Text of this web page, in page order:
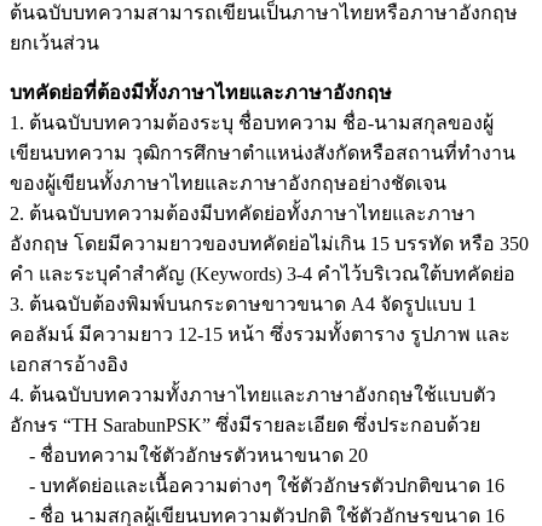
ต้นฉบับบทความสามารถเขียนเป็นภาษาไทยหรือภาษาอังกฤษ
ยกเว้นส่วน
บทคัดย่อที่ต้องมีทั้งภาษาไทยและภาษาอังกฤษ
1. ต้นฉบับบทความต้องระบุ ชื่อบทความ ชื่อ-นามสกุลของผู้
เขียนบทความ วุฒิการศึกษาตำแหน่งสังกัดหรือสถานที่ทำงาน
ของผู้เขียนทั้งภาษาไทยและภาษาอังกฤษอย่างชัดเจน
2. ต้นฉบับบทความต้องมีบทคัดย่อทั้งภาษาไทยและภาษา
อังกฤษ โดยมีความยาวของบทคัดย่อไม่เกิน 15 บรรทัด หรือ 350
คำ และระบุคำสำคัญ (Keywords) 3-4 คำไว้บริเวณใต้บทคัดย่อ
3. ต้นฉบับต้องพิมพ์บนกระดาษขาวขนาด A4 จัดรูปแบบ 1
คอลัมน์ มีความยาว 12-15 หน้า ซึ่งรวมทั้งตาราง รูปภาพ และ
เอกสารอ้างอิง
4. ต้นฉบับบทความทั้งภาษาไทยและภาษาอังกฤษใช้แบบตัว
อักษร “TH SarabunPSK” ซึ่งมีรายละเอียด ซึ่งประกอบด้วย
- ชื่อบทความใช้ตัวอักษรตัวหนาขนาด 20
- บทคัดย่อและเนื้อความต่างๆ ใช้ตัวอักษรตัวปกติขนาด 16
- ชื่อ นามสกุลผู้เขียนบทความตัวปกติ ใช้ตัวอักษรขนาด 16